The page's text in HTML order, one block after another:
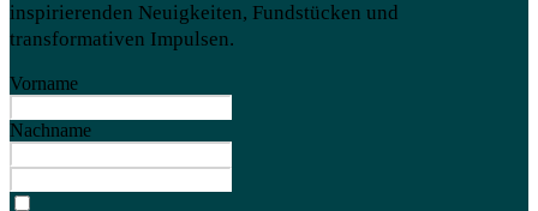
inspirierenden Neuigkeiten, Fundstücken und
transformativen Impulsen.
Vorname
Nachname